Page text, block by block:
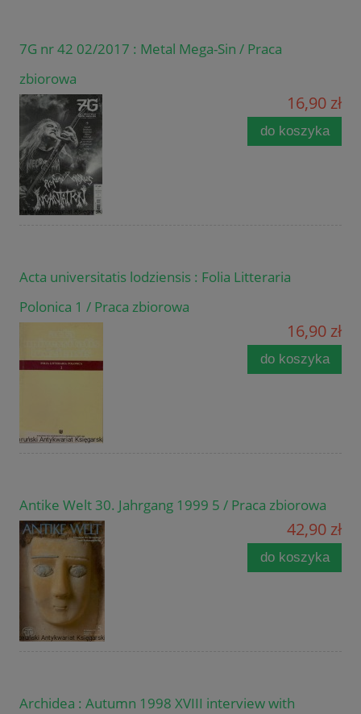
7G nr 42 02/2017 : Metal Mega-Sin / Praca
zbiorowa
16,90 zł
do koszyka
Acta universitatis lodziensis : Folia Litteraria
Polonica 1 / Praca zbiorowa
16,90 zł
do koszyka
Antike Welt 30. Jahrgang 1999 5 / Praca zbiorowa
42,90 zł
do koszyka
Archidea : Autumn 1998 XVIII interview with